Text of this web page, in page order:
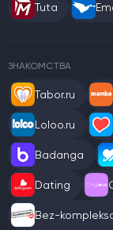
Tuta
ЗНАКОМСТВА
Tabor.ru
Loloo.ru
Badanga
Dating
Bez-